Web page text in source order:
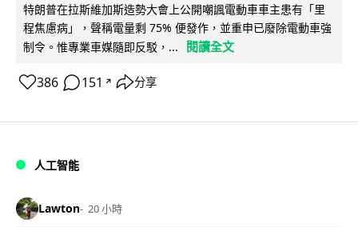
特朗普在拉斯維加斯造勢大會上公開嘲諷電動車車主患有「里
程焦慮病」，聲稱電量剩 75% 便發作，並重申已廢除電動車強
制令。惟專業車媒隨即反駁，...
閱讀全文
386 151 ↗ 分享
人工智能
Lawton 20 小時